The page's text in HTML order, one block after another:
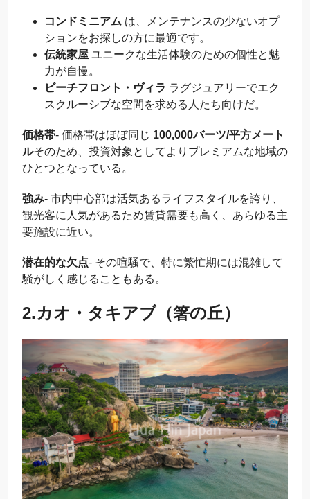
コンドミニアム は、メンテナンスの少ないオプ
ションをお探しの方に最適です。
伝統家屋 ユニークな生活体験のための個性と魅
力が自慢。
ビーチフロント・ヴィラ ラグジュアリーでエク
スクルーシブな空間を求める人たち向けだ。
価格帯- 価格帯はほぼ同じ 100,000バーツ/平方メート
ルそのため、投資対象としてよりプレミアムな地域の
ひとつとなっている。
強み- 市内中心部は活気あるライフスタイルを誇り、
観光客に人気があるため賃貸需要も高く、あらゆる主
要施設に近い。
潜在的な欠点- その喧騒で、特に繁忙期には混雑して
騒がしく感じることもある。
2.カオ・タキアブ（箸の丘）